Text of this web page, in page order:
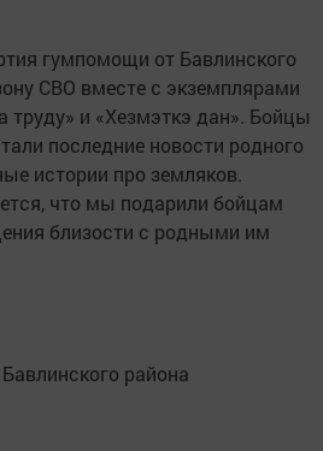
гумпомощи от Бавлинского
СВО вместе с экземплярами
труду» и «Хезмэткэ дан». Бойцы
последние новости родного
истории про земляков.
что мы подарили бойцам
близости с родными им
района